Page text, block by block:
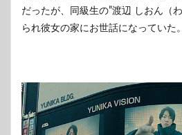
だったが、同級生の”渡辺 しおん（
られ彼女の家にお世話になっていた。